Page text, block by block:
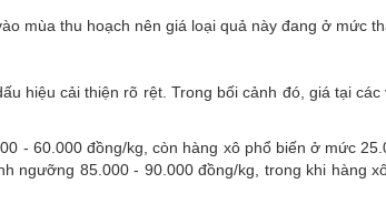
mùa thu hoạch nên giá loại quả này đang ở mức
hiệu cải thiện rõ rệt. Trong bối cảnh đó, giá tại các
- 60.000 đồng/kg, còn hàng xô phổ biến ở mức
ngưỡng 85.000 - 90.000 đồng/kg, trong khi hàng